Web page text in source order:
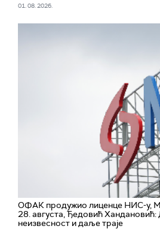
01. 08. 2026.
ОФАК продужио лиценце НИС-у,
28. августа, Ђедовић Хандановић:
неизвесност и даље траје